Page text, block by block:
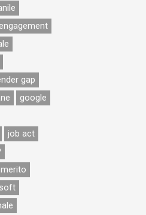
gap
google
job act
merito